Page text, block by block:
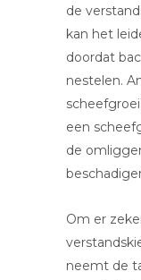
de
kan het
doordat
nestelen.
een
de
Om er
neemt de